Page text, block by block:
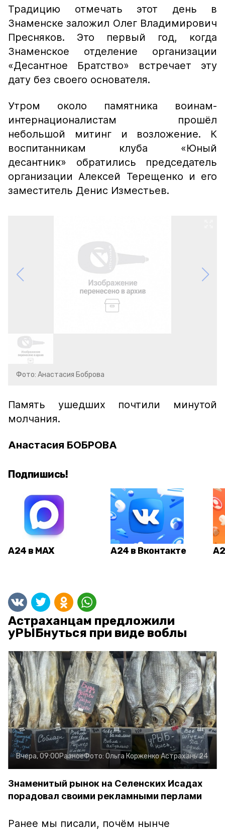
Традицию отмечать этот день в
Знаменске заложил Олег Владимирович
Пресняков. Это первый год, когда
Знаменское отделение организации
«Десантное Братство» встречает эту
дату без своего основателя.
Утром около памятника воинам-
интернационалистам прошёл
небольшой митинг и возложение. К
воспитанникам клуба «Юный
десантник» обратились председатель
организации Алексей Терещенко и его
заместитель Денис Изместьев.
Фото: Анастасия Боброва
Память ушедших почтили минутой
молчания.
Анастасия БОБРОВА
Подпишись!
А24 в MAX А24 в Вконтакте
Астраханцам предложили
уРЫБнуться при виде воблы
Вчера, 09:00РазноеФото: Ольга КорженкоАстрахань 24
Знаменитый рынок на Селенских Исадах
порадовал своими рекламными перлами
Ранее мы писали, почём нынче